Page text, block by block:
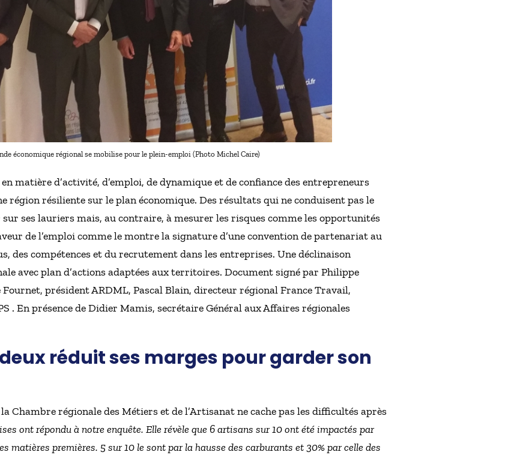
économique régional se mobilise pour le plein-emploi (Photo Michel Caire)
matière d’activité, d’emploi, de dynamique et de confiance des entrepreneurs
région résiliente sur le plan économique. Des résultats qui ne conduisent pas le
sur ses lauriers mais, au contraire, à mesurer les risques comme les opportunités
de l’emploi comme le montre la signature d’une convention de partenariat au
des compétences et du recrutement dans les entreprises. Une déclinaison
avec plan d’actions adaptées aux territoires. Document signé par Philippe
Fournet, président ARDML, Pascal Blain, directeur régional France Travail,
. En présence de Didier Mamis, secrétaire Général aux Affaires régionales
réduit ses marges pour garder son
Chambre régionale des Métiers et de l’Artisanat ne cache pas les difficultés après
ont répondu à notre enquête. Elle révèle que 6 artisans sur 10 ont été impactés par
matières premières. 5 sur 10 le sont par la hausse des carburants et 30% par celle des